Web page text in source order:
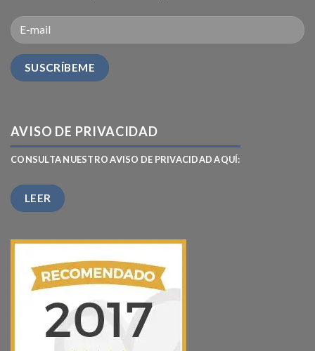
AVISO DE PRIVACIDAD
CONSULTA NUESTRO AVISO DE PRIVACIDAD AQUÍ:
LEER